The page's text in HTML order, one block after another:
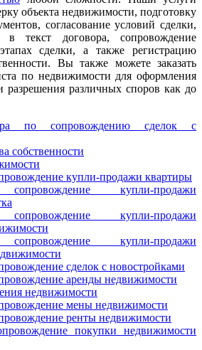
объекта недвижимости, подготовку
согласование условий сделки,
в текст договора, сопровождение
сделки, а также регистрацию
Вы также можете заказать
по недвижимости для оформления
разрешения различных споров как до
по сопровождению сделок с
собственности
купли-продажи квартиры
купли-продажи
купли-продажи
купли-продажи
сделок с новостройками
аренды недвижимости
недвижимости
мены недвижимости
ренты недвижимости
покупки недвижимости